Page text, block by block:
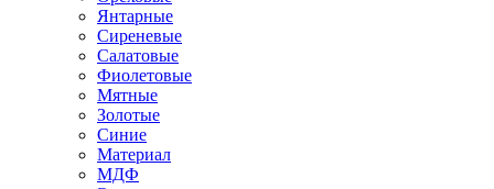
Янтарные
Сиреневые
Салатовые
Фиолетовые
Мятные
Золотые
Синие
Материал
МДФ